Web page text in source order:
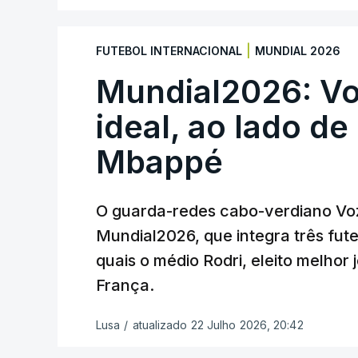
recordando o momento que fez Cabo
O ex-lateral do Benfica considerou que
reconhecimento que qualquer jogador
“Fico muito feliz pelo carinho de todas
melhor da competição”, afirmou o
À FIFA, o internacional cabo-verdiano,
garantiu que o lance não foi obra do
FUTEBOL INTERNACIONAL MUNDIAL 2026
Mundial2026:
ideal, ao lado
Mbappé
O guarda-redes cabo-verdiano
Mundial2026, que integra três
quais o médio Rodri, eleito
França.
Lusa / atualizado 22 Julho 2026, 20:42